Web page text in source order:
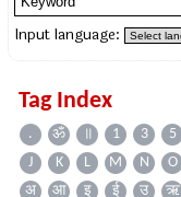
Input language:
Tag Index
. ॐ ॥ 1 3 5
J
K L M N O
अ
आ इ ई उ ऋ